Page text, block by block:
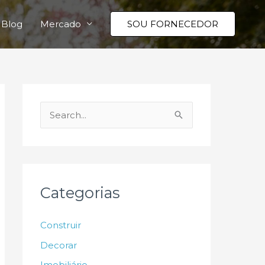
Blog Mercado SOU FORNECEDOR
e
i
r
Categorias
Construir
Decorar